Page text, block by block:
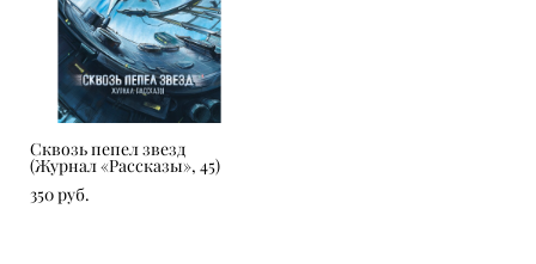
Сквозь пепел звезд
(Журнал «Рассказы», 45)
350 pуб.